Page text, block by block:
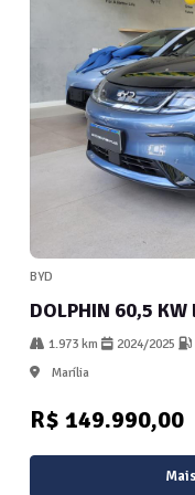
BYD
DOLPHIN 60,5 KW
1.973 km 2024/2025
Marília
R$ 149.990,00